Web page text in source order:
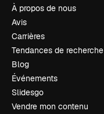
À propos de nous
Avis
Carrières
Tendances de recherche
Blog
Événements
Slidesgo
Vendre mon contenu